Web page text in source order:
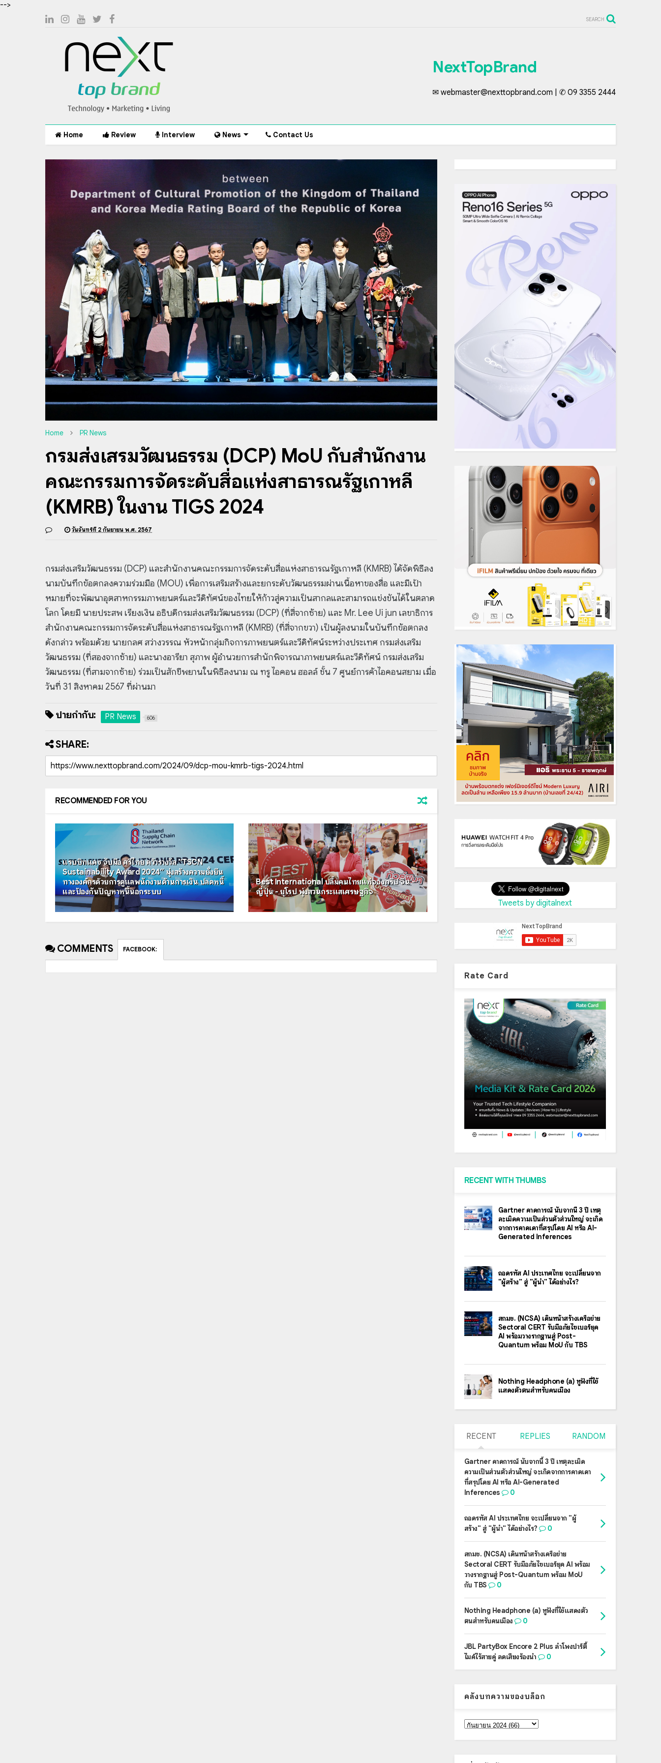
-->
SEARCH
NextTopBrand
✉ webmaster@nexttopbrand.com | ✆ 09 3355 2444
Home Review Interview News Contact Us
Home PR News
กรมส่งเสริมวัฒนธรรม (DCP) MoU กับสำนักงาน
คณะกรรมการจัดระดับสื่อแห่งสาธารณรัฐเกาหลี
(KMRB) ในงาน TIGS 2024
วันจันทร์ที่ 2 กันยายน พ.ศ. 2567
กรมส่งเสริมวัฒนธรรม (DCP) และสำนักงานคณะกรรมการจัดระดับสื่อแห่งสาธารณรัฐเกาหลี (KMRB) ได้จัดพิธีลง
นามบันทึกข้อตกลงความร่วมมือ (MOU) เพื่อการเสริมสร้างและยกระดับวัฒนธรรมผ่านเนื้อหาของสื่อ และมีเป้า
หมายที่จะพัฒนาอุตสาหกรรมภาพยนตร์และวีดิทัศน์ของไทยให้ก้าวสู่ความเป็นสากลและสามารถแข่งขันได้ในตลาด
โลก โดยมี นายประสพ เรียงเงิน อธิบดีกรมส่งเสริมวัฒนธรรม (DCP) (ที่สี่จากซ้าย) และ Mr. Lee Ui jun เลขาธิการ
สำนักงานคณะกรรมการจัดระดับสื่อแห่งสาธารณรัฐเกาหลี (KMRB) (ที่สี่จากขวา) เป็นผู้ลงนามในบันทึกข้อตกลง
ดังกล่าว พร้อมด้วย นายกลศ สว่างวรรณ หัวหน้ากลุ่มกิจการภาพยนตร์และวีดิทัศน์ระหว่างประเทศ กรมส่งเสริม
วัฒนธรรม (ที่สองจากซ้าย) และนางอารียา สุภาพ ผู้อำนวยการสำนักพิจารณาภาพยนตร์และวีดิทัศน์ กรมส่งเสริม
วัฒนธรรม (ที่สามจากซ้าย) ร่วมเป็นสักขีพยานในพิธีลงนาม ณ ทรู ไอคอน ฮอลล์ ชั้น 7 ศูนย์การค้าไอคอนสยาม เมื่อ
วันที่ 31 สิงหาคม 2567 ที่ผ่านมา
ป้ายกำกับ: PR News 606
SHARE:
RECOMMENDED FOR YOU
แรบบิทแคช จับมือ ศรีไทย คว้ารางวัล “TSCN
Sustainability Award 2024” มุ่งสร้างความยั่งยืน
ทางองค์กรด้วยการดูแลพนักงานด้านการเงิน ปลดหนี้
และป้องกันปัญหาหนี้นอกระบบ
Best International ปลื้มคนไทยแห่จองทริป จีน -
ญี่ปุ่น - ยุโรป พุ่งสวนกระแสเศรษฐกิจ
COMMENTS FACEBOOK:
Tweets by digitalnext
Rate Card
RECENT WITH THUMBS
Gartner คาดการณ์ นับจากนี้ 3 ปี เหตุ
ละเมิดความเป็นส่วนตัวส่วนใหญ่ จะเกิด
จากการคาดเดาที่สรุปโดย AI หรือ AI-
Generated Inferences
ถอดรหัส AI ประเทศไทย จะเปลี่ยนจาก
"ผู้สร้าง" สู่ "ผู้นำ" ได้อย่างไร?
สกมช. (NCSA) เดินหน้าสร้างเครือข่าย
Sectoral CERT รับมือภัยไซเบอร์ยุค
AI พร้อมวางรากฐานสู่ Post-
Quantum พร้อม MoU กับ TBS
Nothing Headphone (a) หูฟังที่ใช้
แสดงตัวตนสำหรับคนเมือง
RECENT REPLIES RANDOM
Gartner คาดการณ์ นับจากนี้ 3 ปี เหตุละเมิด
ความเป็นส่วนตัวส่วนใหญ่ จะเกิดจากการคาดเดา
ที่สรุปโดย AI หรือ AI-Generated
Inferences
0
ถอดรหัส AI ประเทศไทย จะเปลี่ยนจาก "ผู้
สร้าง" สู่ "ผู้นำ" ได้อย่างไร?
0
สกมช. (NCSA) เดินหน้าสร้างเครือข่าย
Sectoral CERT รับมือภัยไซเบอร์ยุค AI พร้อม
วางรากฐานสู่ Post-Quantum พร้อม MoU
กับ TBS
0
Nothing Headphone (a) หูฟังที่ใช้แสดงตัว
ตนสำหรับคนเมือง
0
JBL PartyBox Encore 2 Plus ลำโพงปาร์ตี้
ไมค์ไร้สายคู่ ลดเสียงร้องนำ
0
คลังบทความของบล็อก